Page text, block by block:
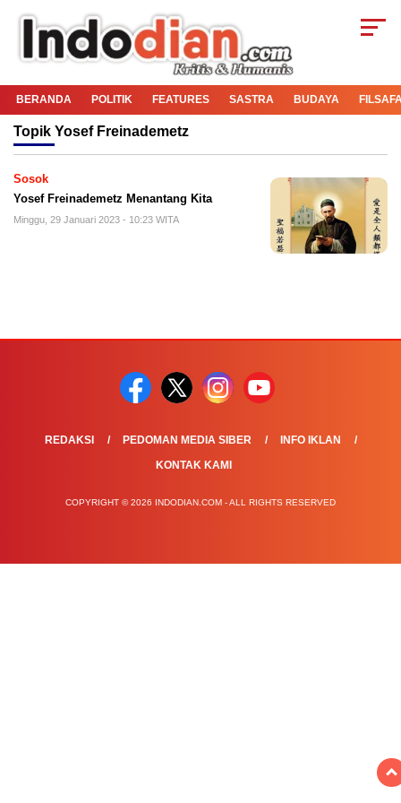
BERANDA POLITIK FEATURES SASTRA BUDAYA
Topik Yosef Freinademetz
Sosok
Yosef Freinademetz Menantang Kita
Minggu, 29 Januari 2023 - 10:23 WITA
REDAKSI PEDOMAN MEDIA SIBER
INFO IKLAN
KONTAK KAMI
COPYRIGHT © 2026 INDODIAN.COM - ALL RIGHTS RESERVED